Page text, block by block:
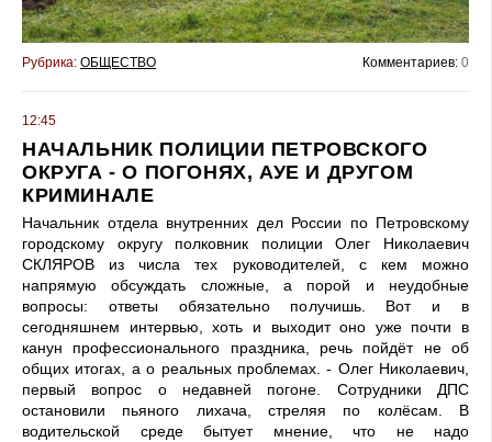
Рубрика: ОБЩЕСТВО Комментариев: 0
12:45
НАЧАЛЬНИК ПОЛИЦИИ ПЕТРОВСКОГО
ОКРУГА - О ПОГОНЯХ, АУЕ И ДРУГОМ
КРИМИНАЛЕ
Начальник отдела внутренних дел России по Петровскому
городскому округу полковник полиции Олег Николаевич
СКЛЯРОВ из числа тех руководителей, с кем можно
напрямую обсуждать сложные, а порой и неудобные
вопросы: ответы обязательно получишь. Вот и в
сегодняшнем интервью, хоть и выходит оно уже почти в
канун профессионального праздника, речь пойдёт не об
общих итогах, а о реальных проблемах. - Олег Николаевич,
первый вопрос о недавней погоне. Сотрудники ДПС
остановили пьяного лихача, стреляя по колёсам. В
водительской среде бытует мнение, что не надо